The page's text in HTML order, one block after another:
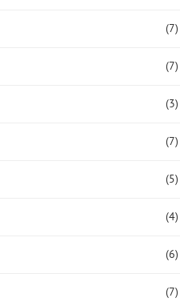
(7)
(7)
(3)
(7)
(5)
(4)
(6)
(7)